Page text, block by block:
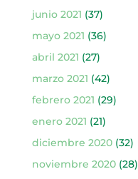
junio 2021 (37)
mayo 2021 (36)
abril 2021 (27)
marzo 2021 (42)
febrero 2021 (29)
enero 2021 (21)
diciembre 2020(32)
noviembre 2020(28)